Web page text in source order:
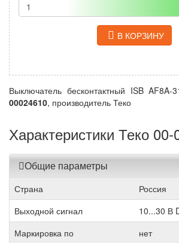
В КОРЗИНУ
Выключатель бесконтактный ISB AF8A-
00024610, производитель Теко
Характеристики Теко
Общие параметры
Страна
Россия
Выходной сигнал
10...30 В
Маркировка по
нет